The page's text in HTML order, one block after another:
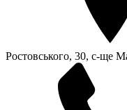
Ростовського, 30, с-ще